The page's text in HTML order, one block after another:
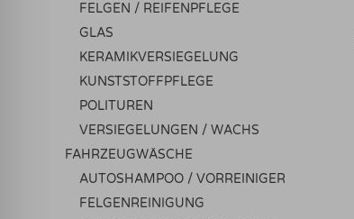
FELGEN / REIFENPFLEGE
GLAS
KERAMIKVERSIEGELUNG
KUNSTSTOFFPFLEGE
POLITUREN
VERSIEGELUNGEN / WACHS
FAHRZEUGWÄSCHE
AUTOSHAMPOO / VORREINIGER
FELGENREINIGUNG